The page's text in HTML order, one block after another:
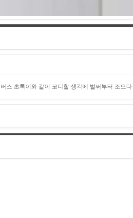
스 초록이와 같이 코디할 생각에 벌써부터 조으다